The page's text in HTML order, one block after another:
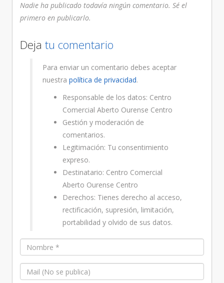
Nadie ha publicado todavía ningún comentario. Sé el
primero en publicarlo.
Deja tu comentario
Para enviar un comentario debes aceptar
nuestra política de privacidad.
Responsable de los datos: Centro
Comercial Aberto Ourense Centro
Gestión y moderación de
comentarios.
Legitimación: Tu consentimiento
expreso.
Destinatario: Centro Comercial
Aberto Ourense Centro
Derechos: Tienes derecho al acceso,
rectificación, supresión, limitación,
portabilidad y olvido de sus datos.